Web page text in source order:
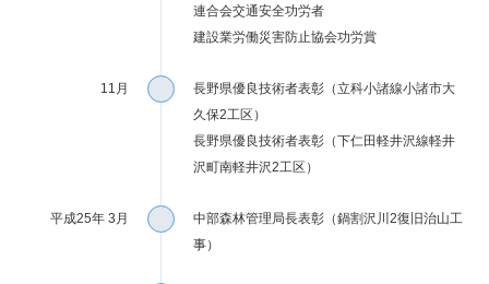
連合会交通安全功労者
建設業労働災害防止協会功労賞
11月
長野県優良技術者表彰（立科小諸線小諸市大
久保2工区）
長野県優良技術者表彰（下仁田軽井沢線軽井
沢町南軽井沢2工区）
平成25年 3月
中部森林管理局長表彰（鍋割沢川2復旧治山工
事）